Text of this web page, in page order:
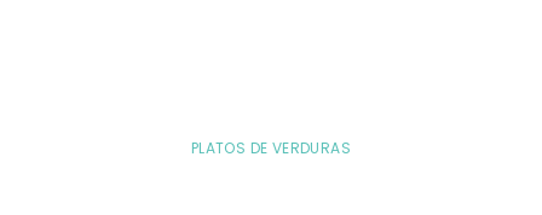
PLATOS DE VERDURAS